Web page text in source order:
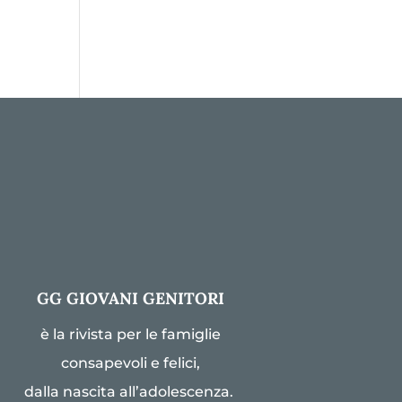
GG GIOVANI GENITORI
è la rivista per le famiglie
consapevoli e felici,
dalla nascita all’adolescenza.